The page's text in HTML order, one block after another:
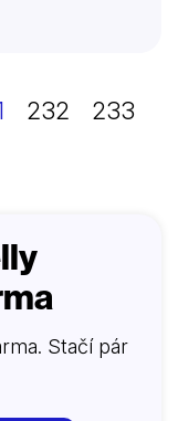
jejich
232
233
Stačí pár